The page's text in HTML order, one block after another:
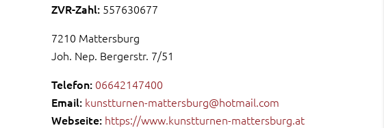
ZVR-Zahl: 557630677
7210 Mattersburg
Joh. Nep. Bergerstr. 7/51
Telefon: 06642147400
Email: kunstturnen-mattersburg@hotmail.com
Webseite: https://www.kunstturnen-mattersburg.at